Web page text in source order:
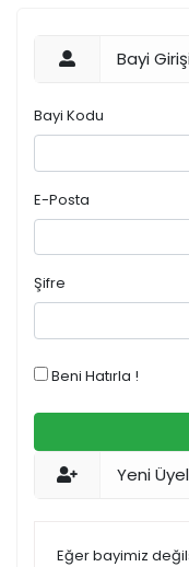
Bayi
Bayi Kodu
E-Posta
Şifre
Beni Hatırla !
Yeni
Eğer bayimiz